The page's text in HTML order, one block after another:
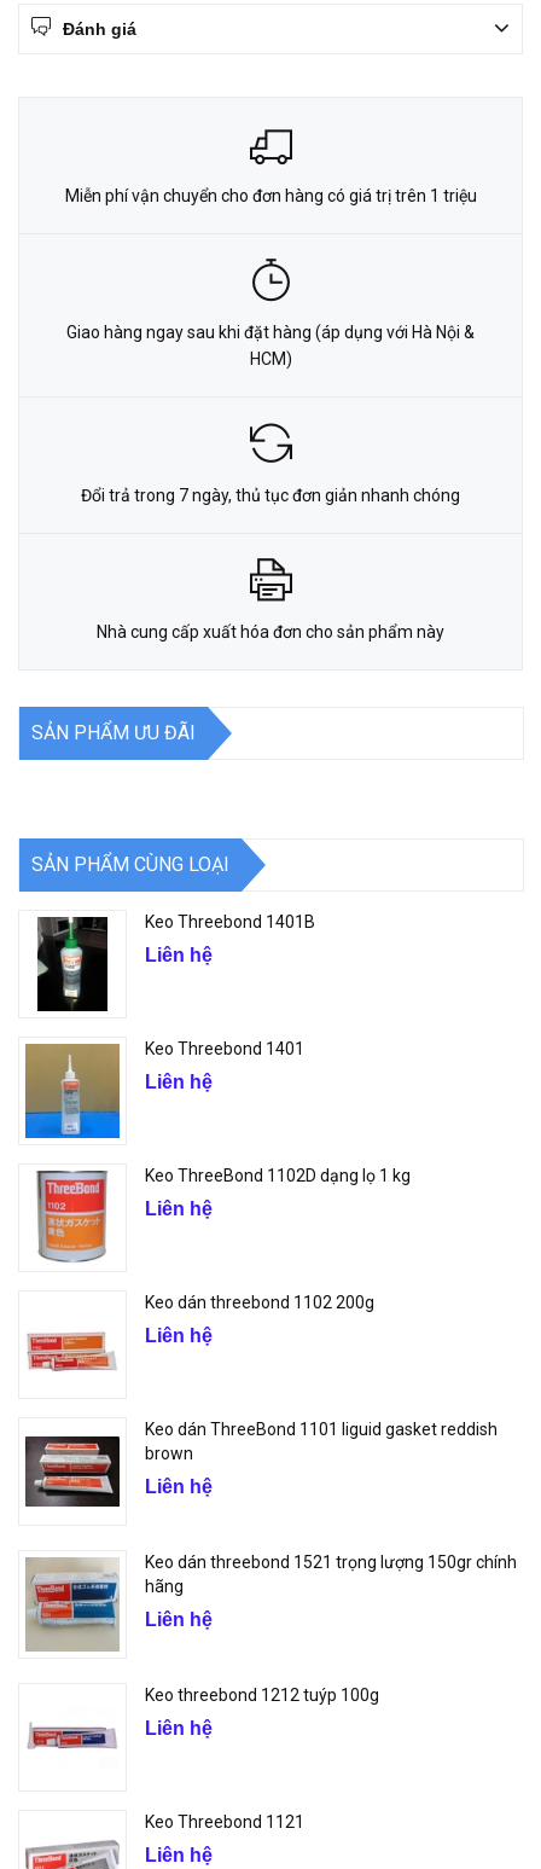
Đánh giá
Miễn phí vận chuyển cho đơn hàng có giá trị trên 1 triệu
Giao hàng ngay sau khi đặt hàng (áp dụng với Hà Nội &
HCM)
Đổi trả trong 7 ngày, thủ tục đơn giản nhanh chóng
Nhà cung cấp xuất hóa đơn cho sản phẩm này
SẢN PHẨM ƯU ĐÃI
SẢN PHẨM CÙNG LOẠI
Keo Threebond 1401B
Liên hệ
Keo Threebond 1401
Liên hệ
Keo ThreeBond 1102D dạng lọ 1 kg
Liên hệ
Keo dán threebond 1102 200g
Liên hệ
Keo dán ThreeBond 1101 liguid gasket reddish
brown
Liên hệ
Keo dán threebond 1521 trọng lượng 150gr chính
hãng
Liên hệ
Keo threebond 1212 tuýp 100g
Liên hệ
Keo Threebond 1121
Liên hệ